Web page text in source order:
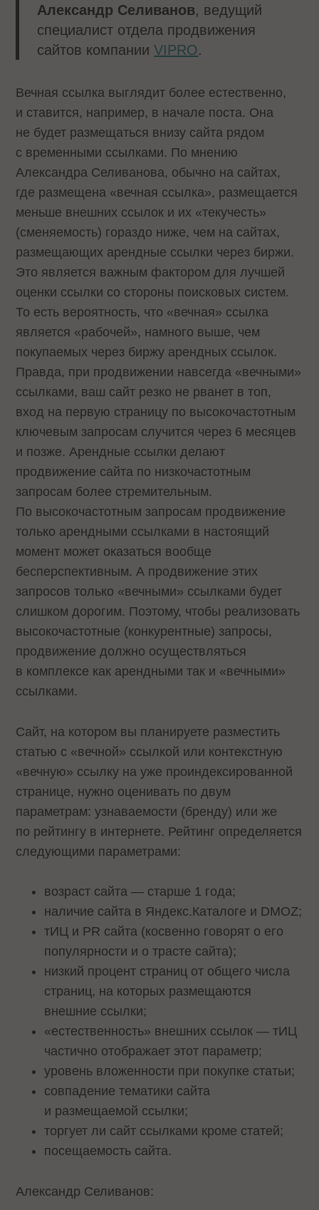
Александр Селиванов, ведущий
специалист отдела продвижения
сайтов компанииVIPRO.
Вечная ссылка выглядит более естественно,
и ставится, например, в начале поста. Она
не будет размещаться внизу сайта рядом
с временными ссылками. По мнению
Александра Селиванова, обычно на сайтах,
где размещена «вечная ссылка», размещается
меньше внешних ссылок и их «текучесть»
(сменяемость) гораздо ниже, чем на сайтах,
размещающих арендные ссылки через биржи.
Это является важным фактором для лучшей
оценки ссылки со стороны поисковых систем.
То есть вероятность, что «вечная» ссылка
является «рабочей», намного выше, чем
покупаемых через биржу арендных ссылок.
Правда, при продвижении навсегда «вечными»
ссылками, ваш сайт резко не рванет в топ,
вход на первую страницу по высокочастотным
ключевым запросам случится через 6 месяцев
и позже. Арендные ссылки делают
продвижение сайта по низкочастотным
запросам более стремительным.
По высокочастотным запросам продвижение
только арендными ссылками в настоящий
момент может оказаться вообще
бесперспективным. А продвижение этих
запросов только «вечными» ссылками будет
слишком дорогим. Поэтому, чтобы реализовать
высокочастотные (конкурентные) запросы,
продвижение должно осуществляться
в комплексе как арендными так и «вечными»
ссылками.
Сайт, на котором вы планируете разместить
статью с «вечной» ссылкой или контекстную
«вечную» ссылку на уже проиндексированной
странице, нужно оценивать по двум
параметрам: узнаваемости (бренду) или же
по рейтингу в интернете. Рейтинг определяется
следующими параметрами:
возраст сайта — старше 1 года;
наличие сайта в Яндекс.Каталоге и DMOZ;
тИЦ и PR сайта (косвенно говорят о его
популярности и о трасте сайта);
низкий процент страниц от общего числа
страниц, на которых размещаются
внешние ссылки;
«естественность» внешних ссылок — тИЦ
частично отображает этот параметр;
уровень вложенности при покупке статьи;
совпадение тематики сайта
и размещаемой ссылки;
торгует ли сайт ссылками кроме статей;
посещаемость сайта.
Александр Селиванов: